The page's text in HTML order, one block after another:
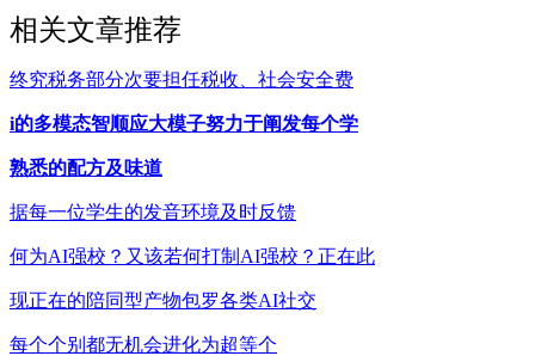
相关文章推荐
终究税务部分次要担任税收、社会安全费
i的多模态智顺应大模子努力于阐发每个学
熟悉的配方及味道
据每一位学生的发音环境及时反馈
何为AI强校？又该若何打制AI强校？正在此
现正在的陪同型产物包罗各类AI社交
每个个别都无机会进化为超等个